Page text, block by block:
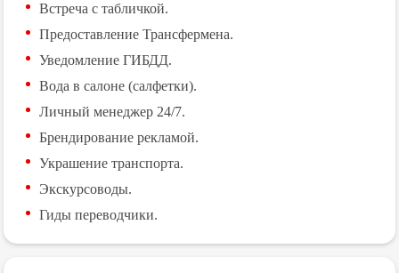
Встреча с табличкой.
Предоставление Трансфермена.
Уведомление ГИБДД.
Вода в салоне (салфетки).
Личный менеджер 24/7.
Брендирование рекламой.
Украшение транспорта.
Экскурсоводы.
Гиды переводчики.